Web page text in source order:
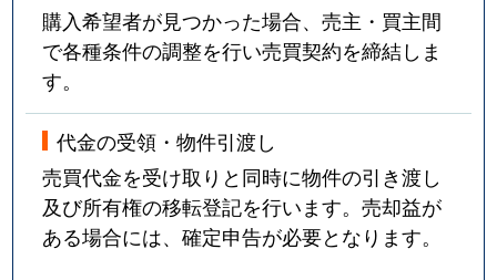
購入希望者が見つかった場合、売主・買主間
で各種条件の調整を行い売買契約を締結しま
す。
代金の受領・物件引渡し
売買代金を受け取りと同時に物件の引き渡し
及び所有権の移転登記を行います。売却益が
ある場合には、確定申告が必要となります。